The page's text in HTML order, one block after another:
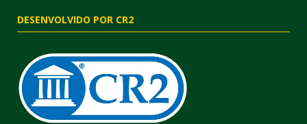
DESENVOLVIDO POR CR2